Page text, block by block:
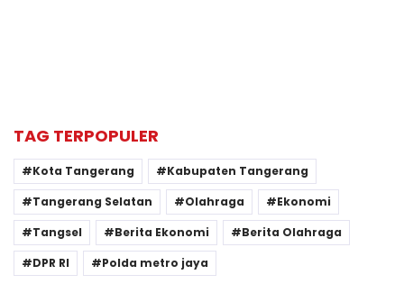
TAG TERPOPULER
Kota Tangerang
Kabupaten Tangerang
Tangerang Selatan
Olahraga
Ekonomi
Tangsel
Berita Ekonomi
Berita Olahraga
DPR RI
Polda metro jaya